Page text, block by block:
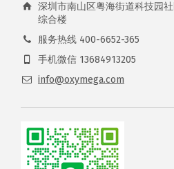
深圳市南山区粤海街道科技园
综合楼
服务热线 400-6652-365
手机微信 13684913205
info@oxymega.com